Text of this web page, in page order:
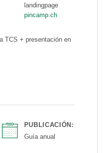
landingpage
pincamp.ch
TCS + presentación en
PUBLICACIÓN:
Guía anual